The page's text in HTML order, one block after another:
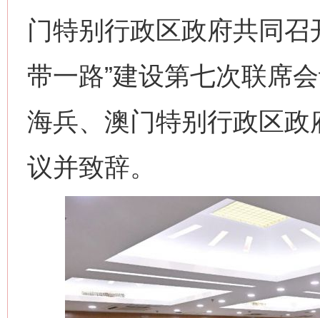
门特别行政区政府共同
带一路”建设第七次联席
海兵、澳门特别行政区
议并致辞。